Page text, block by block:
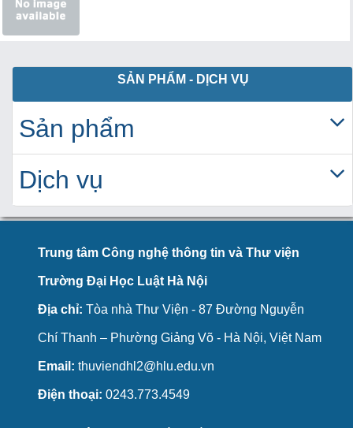
SẢN PHẨM - DỊCH VỤ
Sản phẩm
Dịch vụ
Trung tâm Công nghệ thông tin và Thư viện
Trường Đại Học Luật Hà Nội
Địa chỉ: Tòa nhà Thư Viện - 87 Đường Nguyễn
Chí Thanh – Phường Giảng Võ - Hà Nội, Việt Nam
Email: thuviendhl2@hlu.edu.vn
Điện thoại: 0243.773.4549